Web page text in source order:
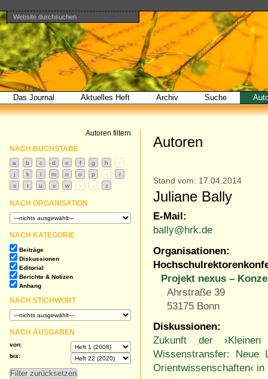
Direkt
zum
Inhalt
|
Direkt
zur
Navigation
Benutzerspezifische
Werkzeuge
Website durchsuchen
Erweiterte
Suche…
Bereiche
Das Journal Aktuelles Heft Archiv Suche
Autoren
Stand vom: 17.04.2014
Juliane Bally
E-Mail:
bally@hrk.de
Organisationen:
Projekt nexus –
Ahrstraße 39
53175 Bonn
Diskussionen:
Zukunft der ›Kleinen
Wissenstransfer: Neue
Orientwissenschaften‹ in
Autoren filtern
NACH BUCHSTABE
NACH ORGANISATION
NACH KATEGORIE
Beiträge
Diskussionen
Editorial
Berichte & Notizen
Anhang
NACH STICHWORT
NACH AUSGABEN
von:
bis: